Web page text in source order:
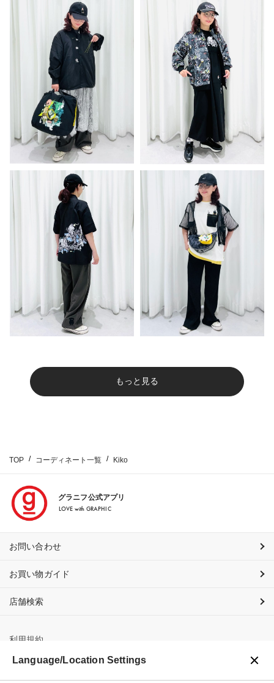
もっと見る
TOP コーディネート一覧 Kiko
グラニフ公式アプリ
LOVE with GRAPHIC
お問い合わせ
お買い物ガイド
店舗検索
利用規約
プライバシーポリシー
Language/Location Settings